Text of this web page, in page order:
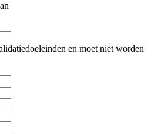
en moet niet worden